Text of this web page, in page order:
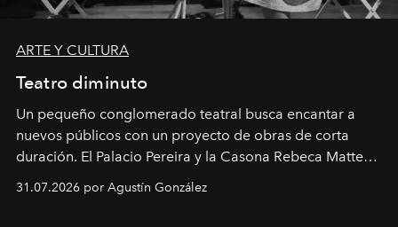
ARTE Y CULTURA
Teatro diminuto
Un pequeño conglomerado teatral busca encantar a
nuevos públicos con un proyecto de obras de corta
duración. El Palacio Pereira y la Casona Rebeca Matte
son algunos de los lugares que han albergado estas
miniobras. Sus puestas en escena son limpias; ponen el
31.07.2026 por Agustín González